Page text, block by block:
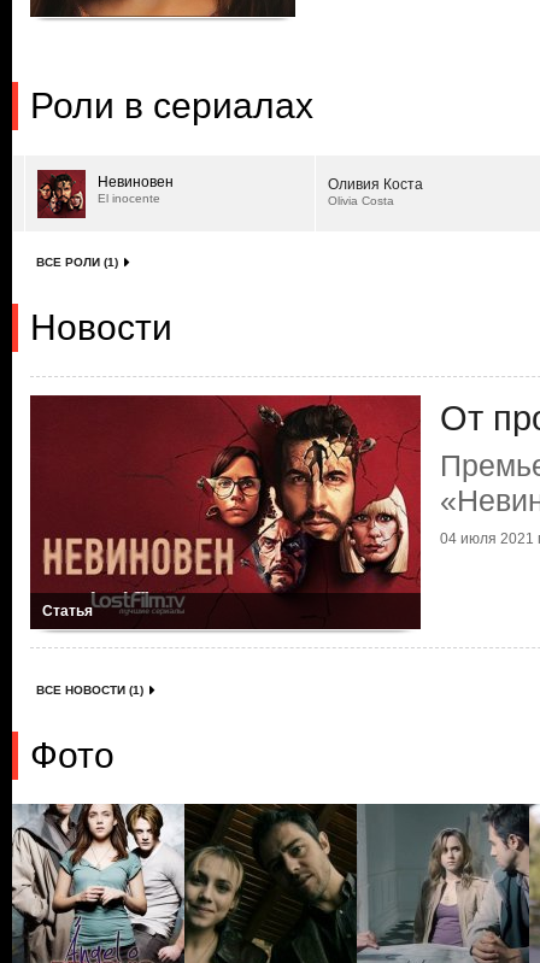
Роли в сериалах
Невиновен
El inocente
Оливия Коста
Olivia Costa
ВСЕ РОЛИ (1)
Новости
Статья
От
04 июля 2021
ВСЕ НОВОСТИ (1)
Фото